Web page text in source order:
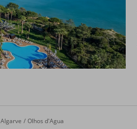
Algarve Olhos d'Agua